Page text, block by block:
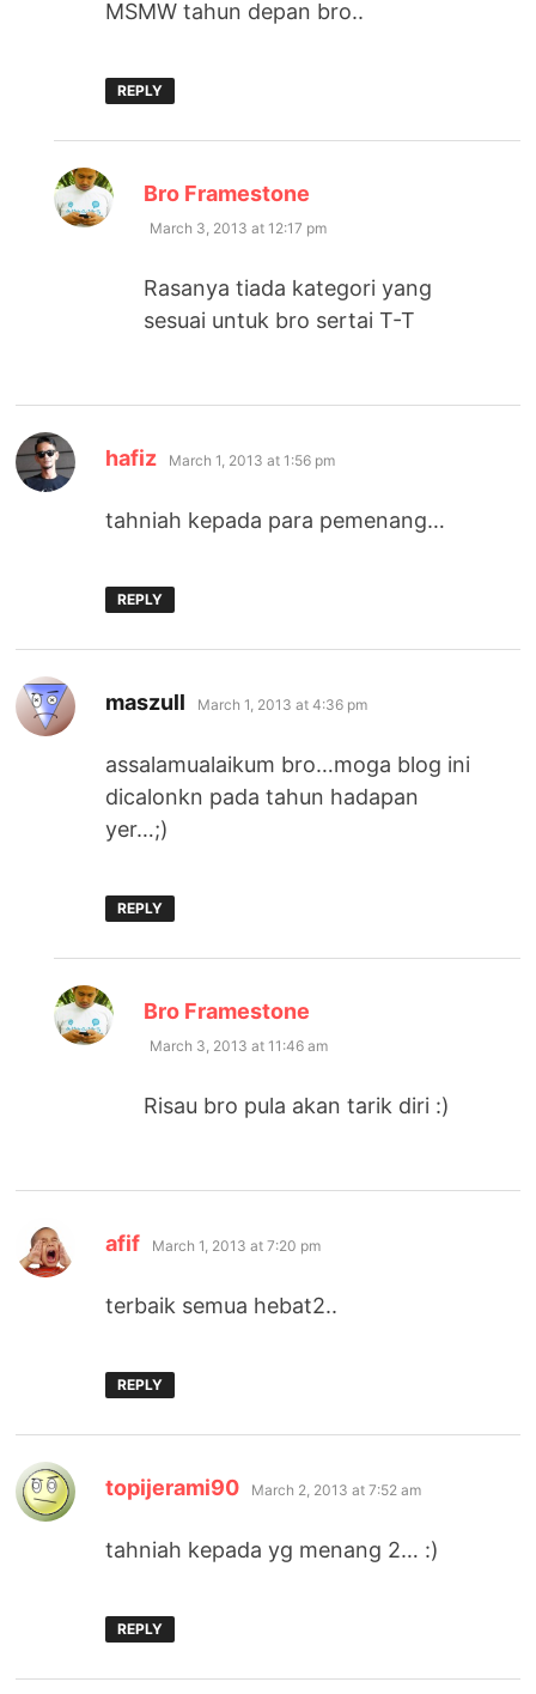
MSMW tahun depan bro..
REPLY
Bro Framestone
March 3, 2013 at 12:17 pm
Rasanya tiada kategori yang
sesuai untuk bro sertai T-T
hafiz says:
March 1, 2013 at 1:56 pm
tahniah kepada para pemenang…
REPLY
maszull says:
March 1, 2013 at 4:36 pm
assalamualaikum bro…moga blog ini
dicalonkn pada tahun hadapan
yer…;)
REPLY
Bro Framestone
March 3, 2013 at 11:46 am
Risau bro pula akan tarik diri :)
afif says:
March 1, 2013 at 7:20 pm
terbaik semua hebat2..
REPLY
topijerami90 says:
March 2, 2013 at 7:52 am
tahniah kepada yg menang 2… :)
REPLY